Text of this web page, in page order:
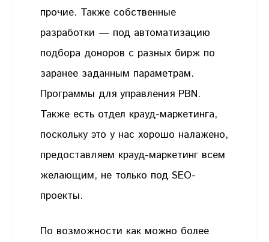
прочие. Также собственные
разработки — под автоматизацию
подбора доноров с разных бирж по
заранее заданным параметрам.
Программы для управления PBN.
Также есть отдел крауд-маркетинга,
поскольку это у нас хорошо налажено,
предоставляем крауд-маркетинг всем
желающим, не только под SEO-
проекты.
По возможности как можно более